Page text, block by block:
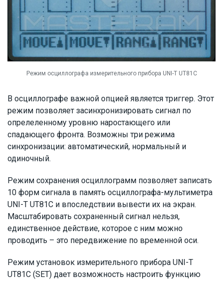
Режим осциллографа измерительного прибора UNI-T UT81C
В осциллографе важной опцией является триггер. Этот
режим позволяет засинхронизировать сигнал по
опрелеленному уровню наростающего или
спадающего фронта. Возможны три режима
синхронизации: автоматический, нормальный и
одиночный.
Режим сохранения осциллограмм позволяет записать
10 форм сигнала в память осциллографа-мультиметра
UNI-T UT81С и впоследствии вывести их на экран.
Масштабировать сохраненный сигнал нельзя,
единственное действие, которое с ним можно
проводить – это передвижение по временной оси.
Режим установок измерительного прибора UNI-T
UT81С (SET) дает возможность настроить функцию